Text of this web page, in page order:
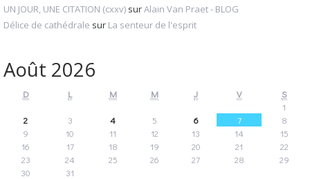
UN JOUR, UNE CITATION (cxxv) surAlain Van Praet - BLOG
Délice de cathédrale sur La senteur de l'esprit
Août 2026
D L M M J V
S
1
2
3 4 5 6 7
8
9
10 11 12 13 14
15
16
17 18 19 20 21
22
23
24 25 26 27 28
29
30
31